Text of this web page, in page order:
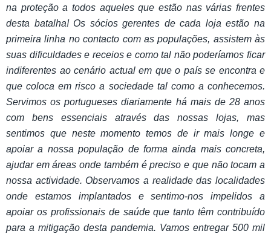
na proteção a todos aqueles que estão nas várias frentes
desta batalha! Os sócios gerentes de cada loja estão na
primeira linha no contacto com as populações, assistem às
suas dificuldades e receios e como tal não poderíamos ficar
indiferentes ao cenário actual em que o país se encontra e
que coloca em risco a sociedade tal como a conhecemos.
Servimos os portugueses diariamente há mais de 28 anos
com bens essenciais através das nossas lojas, mas
sentimos que neste momento temos de ir mais longe e
apoiar a nossa população de forma ainda mais concreta,
ajudar em áreas onde também é preciso e que não tocam a
nossa actividade. Observamos a realidade das localidades
onde estamos implantados e sentimo-nos impelidos a
apoiar os profissionais de saúde que tanto têm contribuído
para a mitigação desta pandemia. Vamos entregar 500 mil